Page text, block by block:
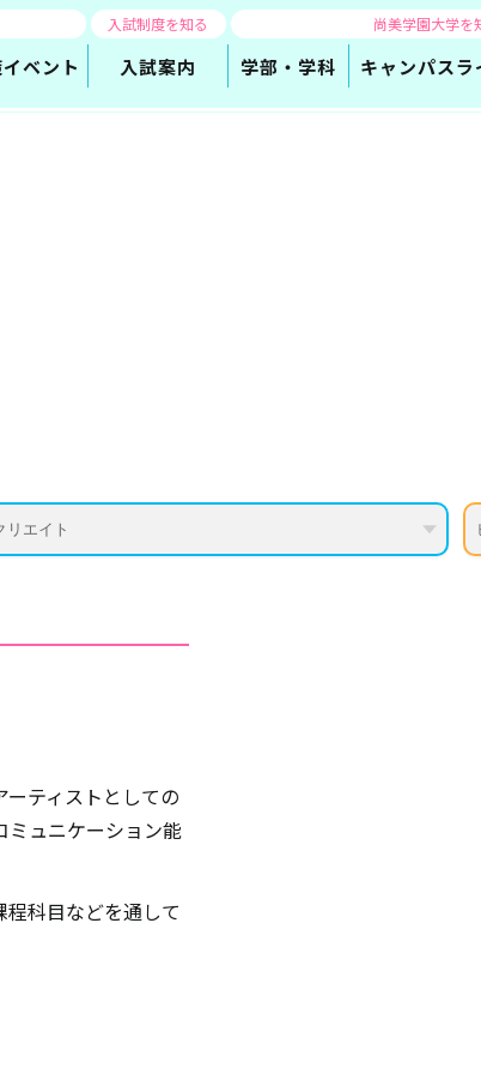
イベント
入試制度を知る
入試案内
尚美学園大学を
学部・学科 キャンパスラ
リエイト
ティストとしての
ミュニケーション能
科目などを通して